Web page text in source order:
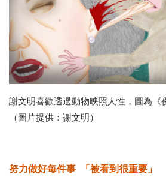
謝文明喜歡透過動物映照人性，圖為《
（圖片提供：謝文明）
努力做好每件事 「被看到很重要」